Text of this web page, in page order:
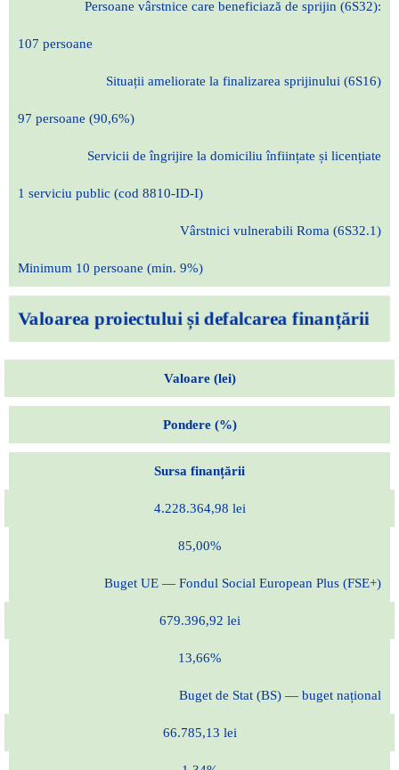
Persoane vârstnice care beneficiază de sprijin (6S32):
107 persoane
Situații ameliorate la finalizarea sprijinului (6S16)
97 persoane (90,6%)
Servicii de îngrijire la domiciliu înființate și licențiate
1 serviciu public (cod 8810-ID-I)
Vârstnici vulnerabili Roma (6S32.1)
Minimum 10 persoane (min. 9%)
Valoarea proiectului și defalcarea finanțării
Valoare (lei)
Pondere (%)
Sursa finanțării
4.228.364,98 lei
85,00%
Buget UE — Fondul Social European Plus (FSE+)
679.396,92 lei
13,66%
Buget de Stat (BS) — buget național
66.785,13 lei